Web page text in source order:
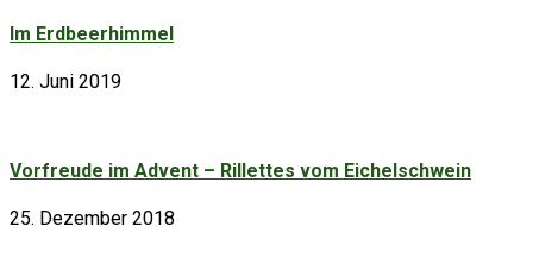
Im Erdbeerhimmel
12. Juni 2019
Vorfreude im Advent – Rillettes vom Eichelschwein
25. Dezember 2018